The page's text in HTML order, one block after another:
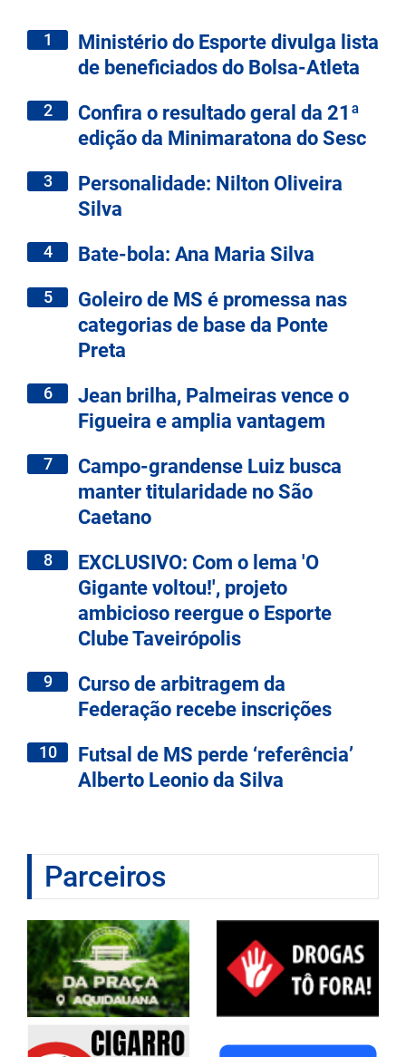
1
Ministério do Esporte divulga lista
de beneficiados do Bolsa-Atleta
2
Confira o resultado geral da 21ª
edição da Minimaratona do Sesc
3
Personalidade: Nilton Oliveira
Silva
4 Bate-bola: Ana Maria Silva
5
Goleiro de MS é promessa nas
categorias de base da Ponte
Preta
6
Jean brilha, Palmeiras vence o
Figueira e amplia vantagem
7
Campo-grandense Luiz busca
manter titularidade no São
Caetano
8
EXCLUSIVO: Com o lema 'O
Gigante voltou!', projeto
ambicioso reergue o Esporte
Clube Taveirópolis
9
Curso de arbitragem da
Federação recebe inscrições
10
Futsal de MS perde ‘referência’
Alberto Leonio da Silva
Parceiros